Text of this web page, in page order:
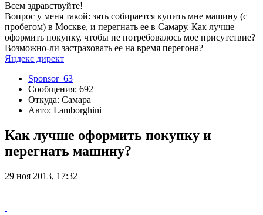
Всем здравствуйте!
Вопрос у меня такой: зять собирается купить мне машину (с
пробегом) в Москве, и перегнать ее в Самару. Как лучше
оформить покупку, чтобы не потребовалось мое присутствие?
Возможно-ли застраховать ее на время перегона?
Яндекс директ
Sponsor_63
Сообщения: 692
Откуда: Самара
Авто: Lamborghini
Как лучше оформить покупку и
перегнать машину?
29 ноя 2013, 17:32